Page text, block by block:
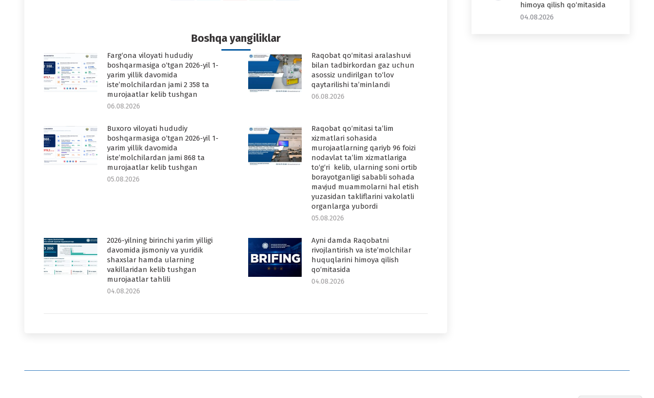
Boshqa yangiliklar
Farg‘ona viloyati hududiy
boshqarmasiga o‘tgan 2026-yil 1-
yarim yillik davomida
iste’molchilardan jami 2 358 ta
murojaatlar kelib tushgan
06.08.2026
Raqobat qo‘mitasi aralashuvi
bilan tadbirkordan gaz uchun
asossiz undirilgan to‘lov
qaytarilishi ta’minlandi
06.08.2026
Buxoro viloyati hududiy
boshqarmasiga o‘tgan 2026-yil 1-
yarim yillik davomida
iste’molchilardan jami 868 ta
murojaatlar kelib tushgan
05.08.2026
Raqobat qo‘mitasi ta’lim
xizmatlari sohasida
murojaatlarning qariyb 96 foizi
nodavlat ta’lim xizmatlariga
to‘g‘ri kelib, ularning soni ortib
borayotganligi sababli sohada
mavjud muammolarni hal etish
yuzasidan takliflarini vakolatli
organlarga yubordi
05.08.2026
2026-yilning birinchi yarim yilligi
davomida jismoniy va yuridik
shaxslar hamda ularning
vakillaridan kelib tushgan
murojaatlar tahlili
04.08.2026
Ayni damda Raqobatni
rivojlantirish va iste’molchilar
huquqlarini himoya qilish
qo‘mitasida
04.08.2026
himoya qilish qo‘mitasida
04.08.2026